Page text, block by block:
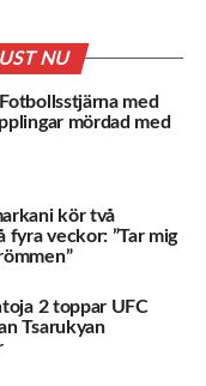
NU
med
mördad med
kör två
fyra veckor: ”Tar mig
2 toppar UFC
Tsarukyan